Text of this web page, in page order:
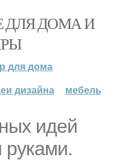
ДЛЯ ДОМА И
для дома
дизайна мебель
идей